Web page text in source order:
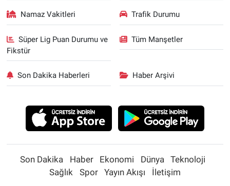
Namaz Vakitleri Trafik Durumu
Süper Lig Puan Durumu ve
Fikstür
Tüm Manşetler
Son Dakika Haberleri Haber Arşivi
Son Dakika Haber Ekonomi Dünya
Teknoloji
Sağlık
Spor Yayın Akışı İletişim